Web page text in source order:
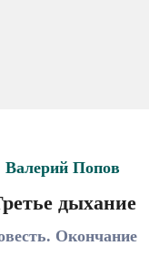
Валерий Попов
дыхание
Окончание